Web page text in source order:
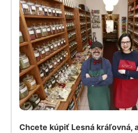
Chcete kúpiť Lesná kráľovná,